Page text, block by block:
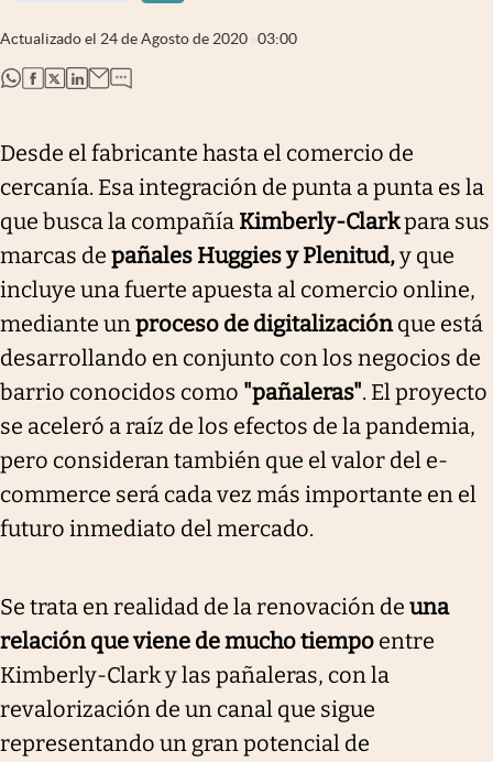
El Cronista Studio
abre en nueva pestaña
Actualizado el 24 de Agosto de 2020 03:00
abre en nueva pestaña
abre en nueva pestaña
abre en nueva pestaña
abre en nueva pestaña
Desde el fabricante hasta el comercio de
cercanía. Esa integración de punta a punta es la
que busca la compañía Kimberly-Clarkpara sus
marcas de pañales Huggies y Plenitud,y que
incluye una fuerte apuesta al comercio online,
mediante unproceso de digitalizaciónque está
desarrollando en conjunto con los negocios de
barrio conocidos como "pañaleras". El proyecto
se aceleró a raíz de los efectos de la pandemia,
pero consideran también que el valor del e-
commerce será cada vez más importante en el
futuro inmediato del mercado.
Se trata en realidad de la renovación de una
relación que viene de mucho tiempo entre
Kimberly-Clark y las pañaleras, con la
revalorización de un canal que sigue
representando un gran potencial de